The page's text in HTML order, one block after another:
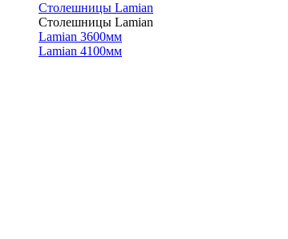
Столешницы Lamian
Столешницы Lamian
Lamian 3600мм
Lamian 4100мм